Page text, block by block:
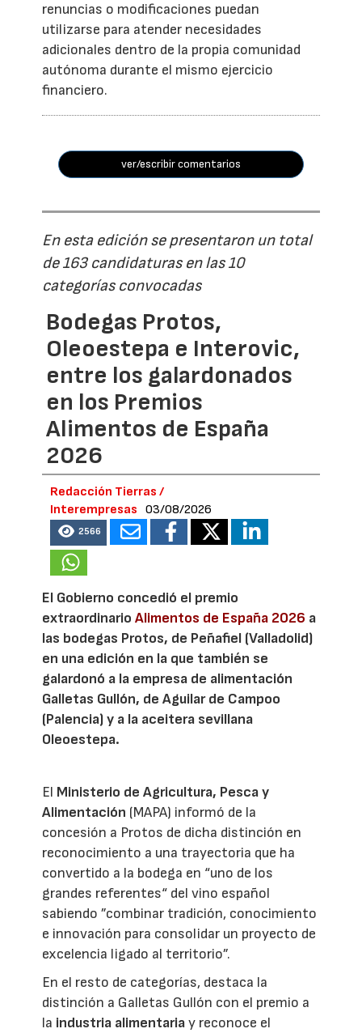
renuncias o modificaciones puedan
utilizarse para atender necesidades
adicionales dentro de la propia comunidad
autónoma durante el mismo ejercicio
financiero.
ver/escribir comentarios
En esta edición se presentaron un total
de 163 candidaturas en las 10
categorías convocadas
Bodegas Protos,
Oleoestepa e Interovic,
entre los galardonados
en los Premios
Alimentos de España
2026
Redacción Tierras /
Interempresas
03/08/2026
2566
El Gobierno concedió el premio
extraordinarioAlimentos de España 2026 a
las bodegas Protos, de Peñafiel (Valladolid)
en una edición en la que también se
galardonó a la empresa de alimentación
Galletas Gullón, de Aguilar de Campoo
(Palencia) y a la aceitera sevillana
Oleoestepa.
El Ministerio de Agricultura, Pesca y
Alimentación (MAPA) informó de la
concesión a Protos de dicha distinción en
reconocimiento a una trayectoria que ha
convertido a la bodega en “uno de los
grandes referentes“ del vino español
sabiendo ”combinar tradición, conocimiento
e innovación para consolidar un proyecto de
excelencia ligado al territorio”.
En el resto de categorías, destaca la
distinción a Galletas Gullón con el premio a
la industria alimentariay reconoce el